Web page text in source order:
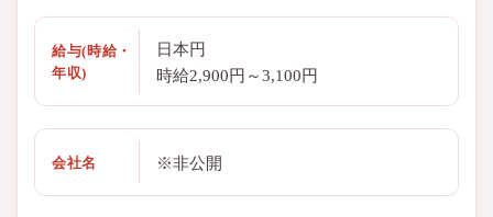
給与(時給・
年収)
日本円
時給2,900円～3,100円
会社名 ※非公開